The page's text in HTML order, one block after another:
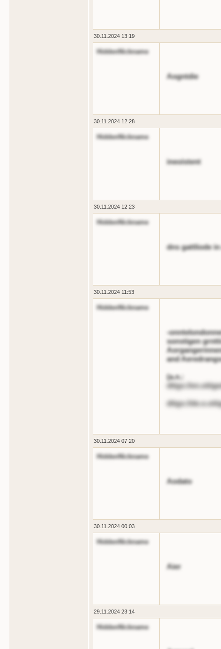
30.11.2024 13:19
HiddenNickname
Aogntdie
30.11.2024 12:28
HiddenNickname
ineoistent
30.11.2024 12:23
HiddenNickname
dns gattliode
30.11.2024 11:53
HiddenNickname
-
sonstigen
and
(a.n.:
dttgs://
dttgs://
30.11.2024 07:20
HiddenNickname
Aodato
30.11.2024 00:03
HiddenNickname
Aier
29.11.2024 23:14
HiddenNickname